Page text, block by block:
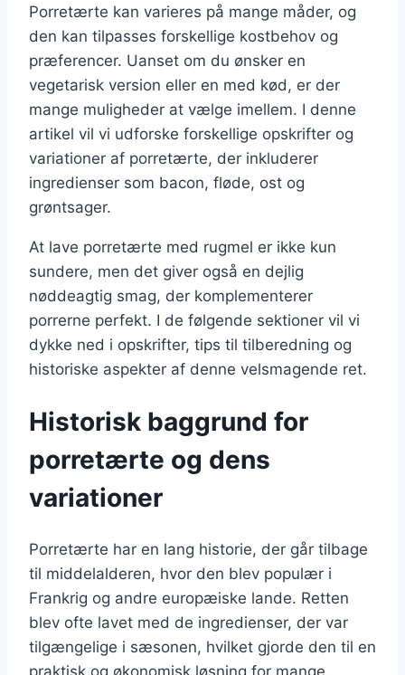
Porretærte kan varieres på mange måder, og
den kan tilpasses forskellige kostbehov og
præferencer. Uanset om du ønsker en
vegetarisk version eller en med kød, er der
mange muligheder at vælge imellem. I denne
artikel vil vi udforske forskellige opskrifter og
variationer af porretærte, der inkluderer
ingredienser som bacon, fløde, ost og
grøntsager.
At lave porretærte med rugmel er ikke kun
sundere, men det giver også en dejlig
nøddeagtig smag, der komplementerer
porrerne perfekt. I de følgende sektioner vil vi
dykke ned i opskrifter, tips til tilberedning og
historiske aspekter af denne velsmagende ret.
Historisk baggrund for
porretærte og dens
variationer
Porretærte har en lang historie, der går tilbage
til middelalderen, hvor den blev populær i
Frankrig og andre europæiske lande. Retten
blev ofte lavet med de ingredienser, der var
tilgængelige i sæsonen, hvilket gjorde den til en